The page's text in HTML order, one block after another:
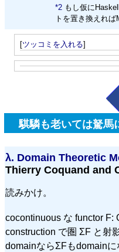
*2もし仮に
トを置き換えれば
[ツッコミを入れる]
騏驎も老いては駑馬
λ. Domain Theoretic
Thierry Coquand and
読みかけ。
cocontinuous な functor
construction で圏 ΣF と射
domainならΣFもdomain